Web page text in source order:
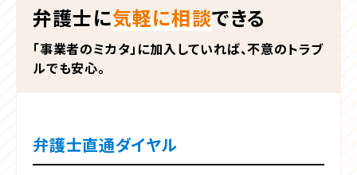
弁護士に気軽に相談できる
「事業者のミカタ」に加入していれば、不意のトラブ
ルでも安心。
弁護士直通ダイヤル